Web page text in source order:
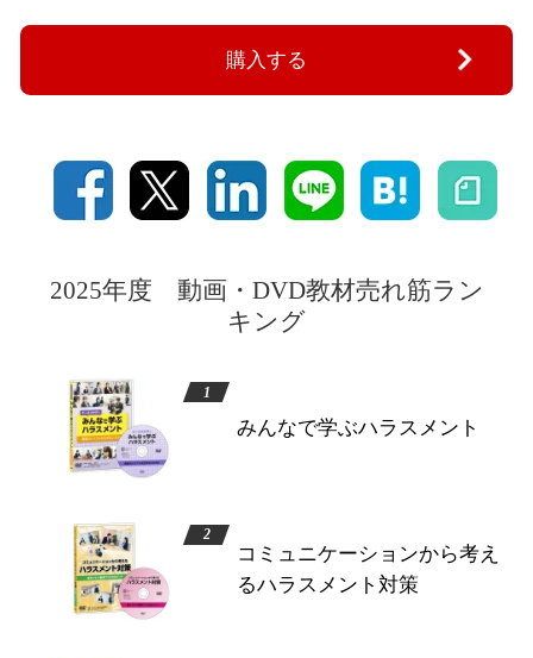
購入する
2025年度 動画・DVD教材売れ筋ラン
キング
みんなで学ぶハラスメント
コミュニケーションから考え
るハラスメント対策